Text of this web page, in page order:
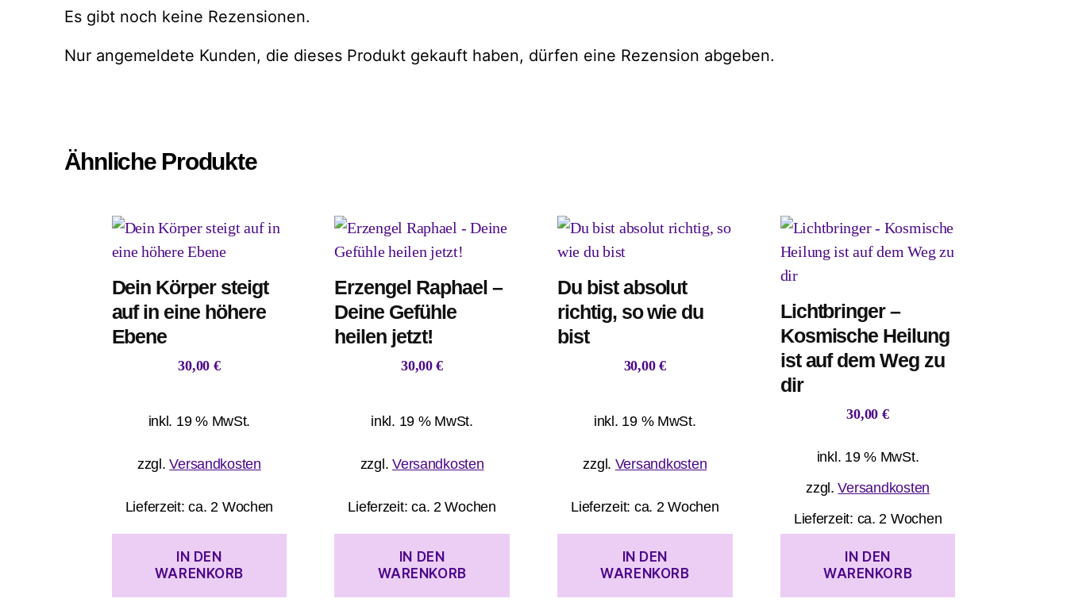
Es gibt noch keine Rezensionen.
Nur angemeldete Kunden, die dieses Produkt gekauft haben, dürfen eine Rezension abgeben.
Ähnliche Produkte
Dein Körper steigt
auf in eine höhere
Ebene
30,00 €
inkl. 19 % MwSt.
zzgl.Versandkosten
Lieferzeit:ca. 2 Wochen
IN DEN
WARENKORB
Erzengel Raphael –
Deine Gefühle
heilen jetzt!
30,00€
inkl. 19 % MwSt.
zzgl.Versandkosten
Lieferzeit:ca. 2 Wochen
IN DEN
WARENKORB
Du bist absolut
richtig, so wie du
bist
30,00€
inkl. 19 % MwSt.
zzgl. Versandkosten
Lieferzeit: ca. 2 Wochen
IN DEN
WARENKORB
Lichtbringer –
Kosmische Heilung
ist auf dem Weg zu
dir
30,00 €
inkl. 19 % MwSt.
zzgl.Versandkosten
Lieferzeit: ca. 2 Wochen
IN DEN
WARENKORB